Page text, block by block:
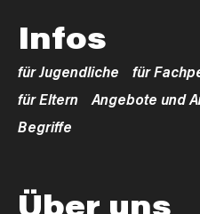
Infos
für Jugendliche
für
für Eltern
Angebote und
Begriffe
Über uns